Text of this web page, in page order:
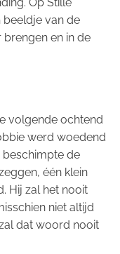
beeldje van de
brengen en in de
volgende ochtend
werd woedend
de
één klein
Hij zal het nooit
niet altijd
dat woord nooit